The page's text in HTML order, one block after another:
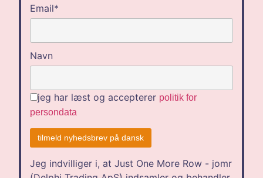
Email*
Navn
jeg har læst og accepterer politik for
persondata
Jeg indvilliger i, at Just One More Row - jomr